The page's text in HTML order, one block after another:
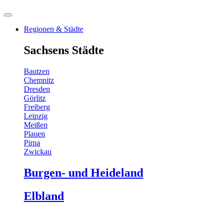
Regionen & Städte
Sachsens Städte
Bautzen
Chemnitz
Dresden
Görlitz
Freiberg
Leipzig
Meißen
Plauen
Pirna
Zwickau
Burgen- und Heideland
Elbland